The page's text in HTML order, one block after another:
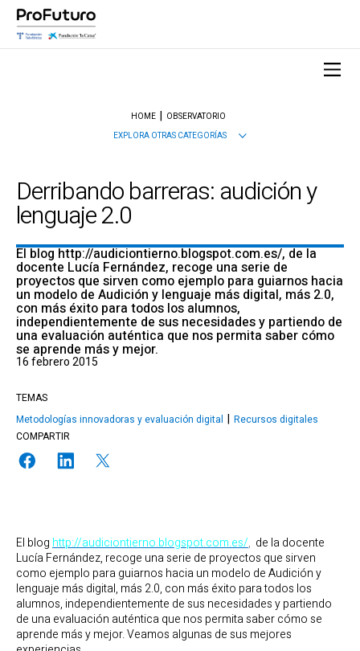
HOME
OBSERVATORIO
EXPLORA OTRAS CATEGORÍAS
Derribando barreras: audición y
lenguaje 2.0
El blog http://audiciontierno.blogspot.com.es/, de la
docente Lucía Fernández, recoge una serie de
proyectos que sirven como ejemplo para guiarnos hacia
un modelo de Audición y lenguaje más digital, más 2.0,
con más éxito para todos los alumnos,
independientemente de sus necesidades y partiendo de
una evaluación auténtica que nos permita saber cómo
se aprende más y mejor.
16 febrero 2015
TEMAS
Metodologías innovadoras y evaluación digital
Recursos digitales
COMPARTIR
El blog http://audiciontierno.blogspot.com.es/, de la docente
Lucía Fernández, recoge una serie de proyectos que sirven
como ejemplo para guiarnos hacia un modelo de Audición y
lenguaje más digital, más 2.0, con más éxito para todos los
alumnos, independientemente de sus necesidades y partiendo
de una evaluación auténtica que nos permita saber cómo se
aprende más y mejor. Veamos algunas de sus mejores